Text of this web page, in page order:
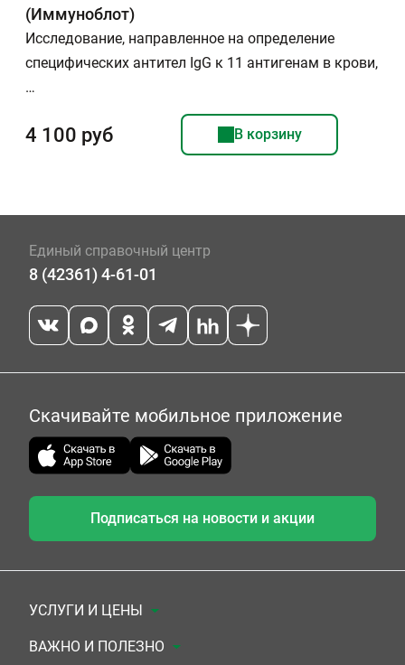
(Иммуноблот)
Исследование, направленное на определение
специфических антител IgG к 11 антигенам в крови,
…
4 100 руб В корзину
Единый справочный центр
8 (42361) 4-61-01
Скачивайте мобильное приложение
Подписаться на новости и акции
УСЛУГИ И ЦЕНЫ
Анализы
ВАЖНО И ПОЛЕЗНО